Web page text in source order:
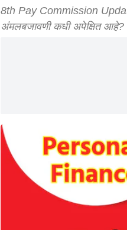
8th Pay Commission
अंमलबजावणी कधी अपेक्षित आहे?